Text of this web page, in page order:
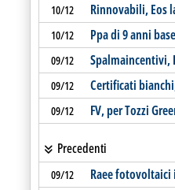
10/12 Rinnovabili, Eos
10/12 Ppa di 9 anni
09/12 Spalmaincentivi,
09/12 Certificati
09/12 FV, per Tozzi
Precedenti
09/12 Raee